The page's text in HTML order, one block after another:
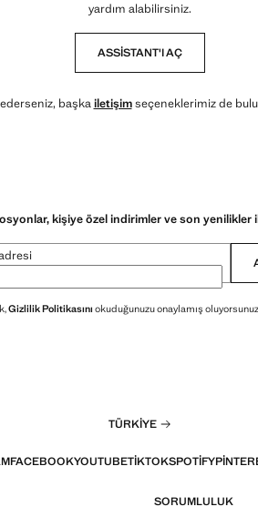
yardım alabilirsiniz.
ASSISTANT'I AÇ
başkailetişimseçeneklerimiz de
kişiye özel indirimler ve son yenilikler
Gizlilik Politikasını okuduğunuzu onaylamış
TÜRKIYE
FACEBOOKYOUTUBETIKTOKSPOTIFY
SORUMLULUK